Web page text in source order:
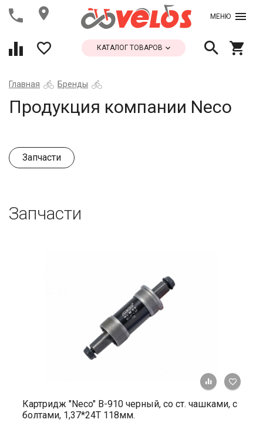
МЕНЮ
КАТАЛОГ ТОВАРОВ
Главная Бренды
Продукция компании Neco
Запчасти
Запчасти
+ К
Картридж "Neco" B-910 черный, со ст. чашками, с
болтами, 1,37*24Т 118мм.